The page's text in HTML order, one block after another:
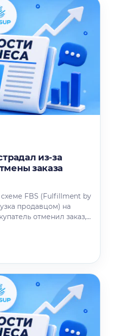
из-за
заказа
FBS (Fulfillment by
продавцом) на
отменил заказ,